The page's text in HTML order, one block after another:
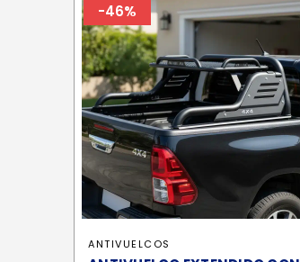
-46%
ANTIVUELCOS